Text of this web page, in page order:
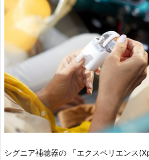
シグニア補聴器の 「エクスペリエンス